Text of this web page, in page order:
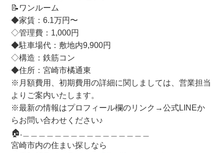
📝ワンルーム
◆家賃：6.1万円〜
◇管理費：1,000円
◆駐車場代：敷地内9,900円
◇構造：鉄筋コン
◆住所：宮崎市橘通東
※月額費用、初期費用の詳細に関しましては、営業担当
よりご案内いたします。
※最新の情報はプロフィール欄のリンク→公式LINEか
らお問い合わせください♪
🏠.＿＿＿＿＿＿＿＿＿＿＿＿＿＿＿＿
宮崎市内の住まい探しなら